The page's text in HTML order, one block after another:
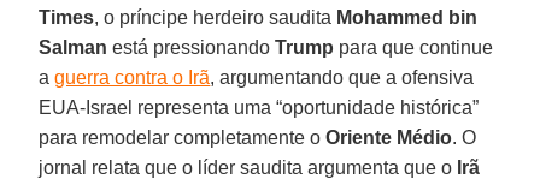
Times, o príncipe herdeiro saudita Mohammed bin
Salman está pressionandoTrump para que continue
aguerra contra o Irã, argumentando que a ofensiva
EUA-Israel representa uma “oportunidade histórica”
para remodelar completamente oOriente Médio. O
jornal relata que o líder saudita argumenta que o Irã